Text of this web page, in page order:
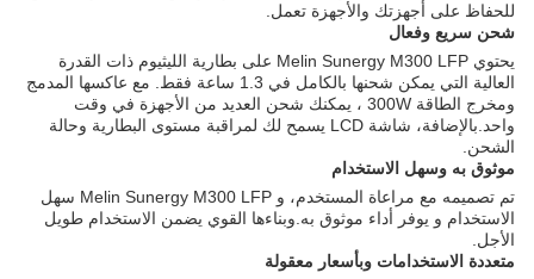
للحفاظ على أجهزتك والأجهزة تعمل.
شحن سريع وفعال
يحتوي Melin Sunergy M300 LFP على بطارية الليثيوم ذات القدرة
العالية التي يمكن شحنها بالكامل في 1.3 ساعة فقط. مع عاكسها المدمج
ومخرج الطاقة 300W ، يمكنك شحن العديد من الأجهزة في وقت
واحد.بالإضافة، شاشة LCD يسمح لك لمراقبة مستوى البطارية وحالة
الشحن.
موثوق به وسهل الاستخدام
تم تصميمه مع مراعاة المستخدم، و Melin Sunergy M300 LFP سهل
الاستخدام و يوفر أداء موثوق به.وبناءها القوي يضمن الاستخدام طويل
الأجل.
متعددة الاستخدامات وبأسعار معقولة